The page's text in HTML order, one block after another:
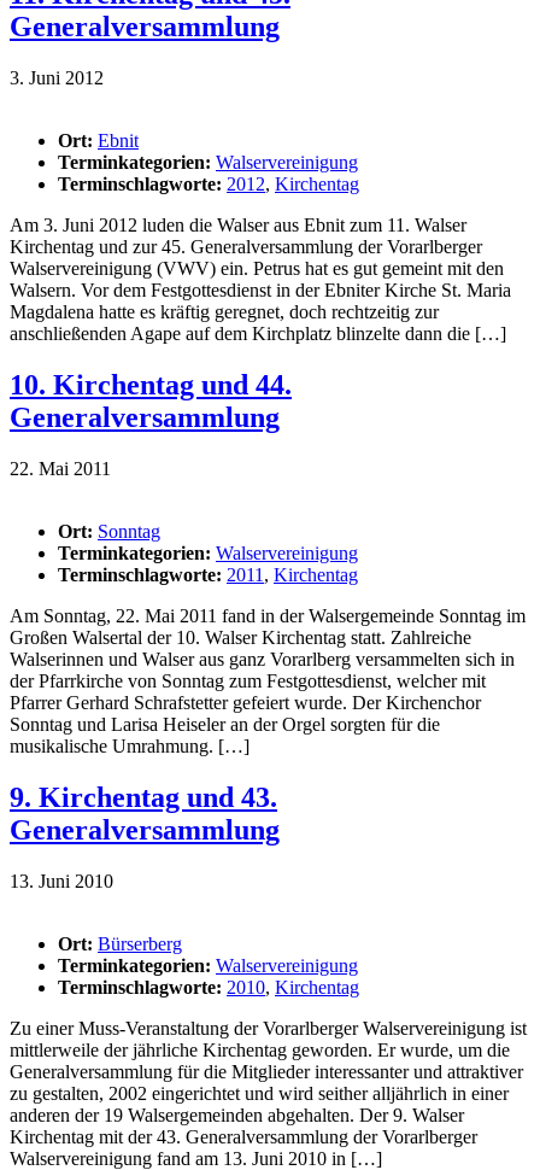
Generalversammlung
3. Juni 2012
Ort: Ebnit
Terminkategorien: Walservereinigung
Terminschlagworte: 2012, Kirchentag
Am 3. Juni 2012 luden die Walser aus Ebnit zum 11. Walser
Kirchentag und zur 45. Generalversammlung der Vorarlberger
Walservereinigung (VWV) ein. Petrus hat es gut gemeint mit den
Walsern. Vor dem Festgottesdienst in der Ebniter Kirche St. Maria
Magdalena hatte es kräftig geregnet, doch rechtzeitig zur
anschließenden Agape auf dem Kirchplatz blinzelte dann die […]
10. Kirchentag und 44.
Generalversammlung
22. Mai 2011
Ort: Sonntag
Terminkategorien: Walservereinigung
Terminschlagworte: 2011 , Kirchentag
Am Sonntag, 22. Mai 2011 fand in der Walsergemeinde Sonntag im
Großen Walsertal der 10. Walser Kirchentag statt. Zahlreiche
Walserinnen und Walser aus ganz Vorarlberg versammelten sich in
der Pfarrkirche von Sonntag zum Festgottesdienst, welcher mit
Pfarrer Gerhard Schrafstetter gefeiert wurde. Der Kirchenchor
Sonntag und Larisa Heiseler an der Orgel sorgten für die
musikalische Umrahmung. […]
9. Kirchentag und 43.
Generalversammlung
13. Juni 2010
Ort: Bürserberg
Terminkategorien: Walservereinigung
Terminschlagworte: 2010, Kirchentag
Zu einer Muss-Veranstaltung der Vorarlberger Walservereinigung ist
mittlerweile der jährliche Kirchentag geworden. Er wurde, um die
Generalversammlung für die Mitglieder interessanter und attraktiver
zu gestalten, 2002 eingerichtet und wird seither alljährlich in einer
anderen der 19 Walsergemeinden abgehalten. Der 9. Walser
Kirchentag mit der 43. Generalversammlung der Vorarlberger
Walservereinigung fand am 13. Juni 2010 in […]